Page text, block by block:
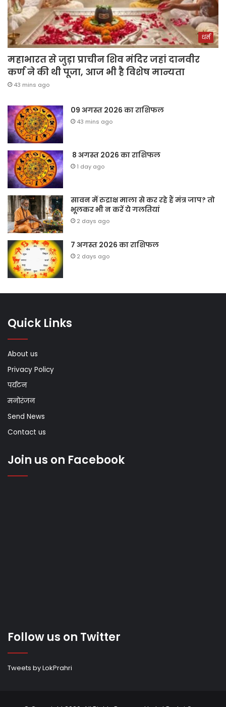
धर्म
महाभारत से जुड़ा प्राचीन शिव मंदिर जहां दानवीर
कर्ण ने की थी पूजा, आज भी है विशेष मान्यता
43 mins ago
09 अगस्त 2026 का राशिफल
43 mins ago
8 अगस्त 2026 का राशिफल
1 day ago
सावन में रुद्राक्ष माला से कर रहे हैं मंत्र जाप? तो
भूलकर भी न करें ये गलतियां
2 days ago
7 अगस्त 2026 का राशिफल
2 days ago
Quick Links
About us
Privacy Policy
पर्यटन
मनोरंजन
Send News
Contact us
Join us on Facebook
Follow us on Twitter
Tweets by LokPrahri